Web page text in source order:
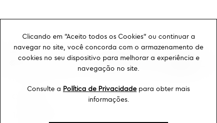
Clicando em "Aceito todos os Cookies" ou continuar a
navegar no site, você concorda com o armazenamento de
cookies no seu dispositivo para melhorar a experiência e
navegação no site.
Consulte a Política de Privacidade para obter mais
informações.